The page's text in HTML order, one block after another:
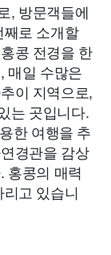
, 방문객들에
로 소개할
콩 전경을 한
매일 수많은
이 지역으로,
는 곳입니다.
한 여행을 추
경관을 감상
홍콩의 매력
고 있습니